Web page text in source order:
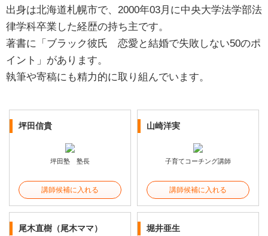
出身は北海道札幌市で、2000年03月に中央大学法学部法
律学科卒業した経歴の持ち主です。
著書に「ブラック彼氏 恋愛と結婚で失敗しない50のポ
イント」があります。
執筆や寄稿にも精力的に取り組んでいます。
坪田信貴
坪田塾 塾長
講師候補に入れる
山崎洋実
子育てコーチング講師
講師候補に入れる
尾木直樹（尾木ママ） 堀井亜生